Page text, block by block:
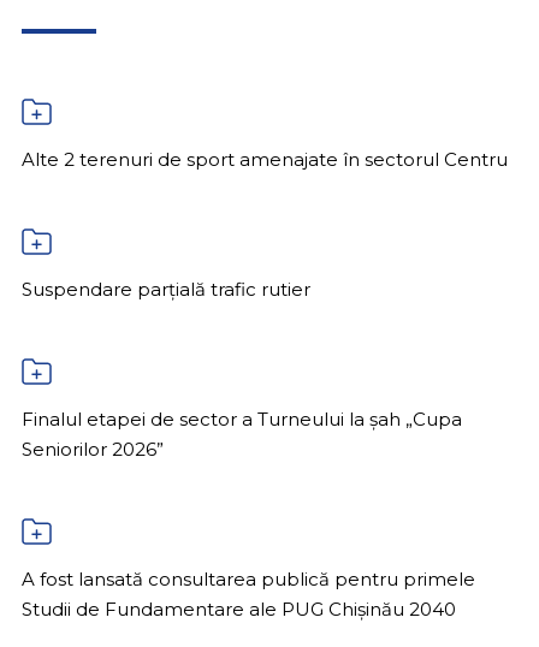
Alte 2 terenuri de sport amenajate în sectorul Centru
Suspendare parțială trafic rutier
Finalul etapei de sector a Turneului la șah „Cupa
Seniorilor 2026”
A fost lansată consultarea publică pentru primele
Studii de Fundamentare ale PUG Chișinău 2040